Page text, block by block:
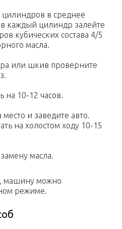
в среднее
каждый цилиндр залейте
кубических состава 4/5
масла.
или шкив проверните
на 10-12 часов.
место и заведите авто.
на холостом ходу 10-15
масла.
машину можно
режиме.